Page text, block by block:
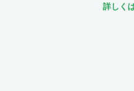
詳しく